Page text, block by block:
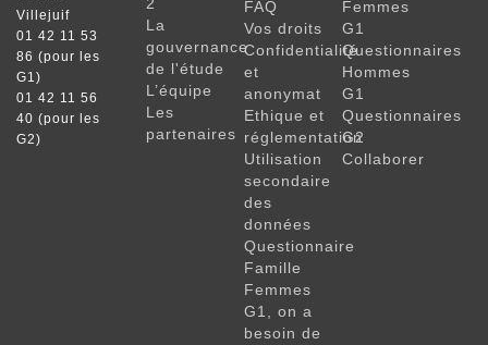
2
La
gouvernance
de l'étude
L’équipe
Les
partenaires
FAQ
Vos droits
Confidentialité
et
anonymat
Ethique et
réglementation
Utilisation
secondaire
des
données
Questionnaire
Famille
Femmes
G1, on a
besoin de
Femmes
G1
Questionnaires
Hommes
G1
Questionnaires
G2
Collaborer
Villejuif
01 42 11 53
86 (pour les
G1)
01 42 11 56
40 (pour les
G2)